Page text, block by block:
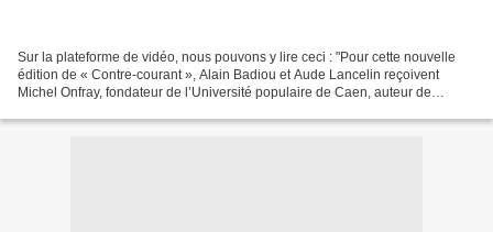
Sur la plateforme de vidéo, nous pouvons y lire ceci : "Pour cette nouvelle
édition de « Contre-courant », Alain Badiou et Aude Lancelin reçoivent
Michel Onfray, fondateur de l’Université populaire de Caen, auteur de